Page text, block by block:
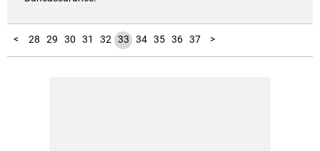
<
1
2
3
4
5
6
7
8
9
10
11
12
13
14
15
16
17
18
19
20
21
22
23
24
25
26
27 28 29 30 31 32 33 34 35 36 37
38
39
40
41
42
43
44
45
46
47
48
49
50
51
52
53
54
55
56 >